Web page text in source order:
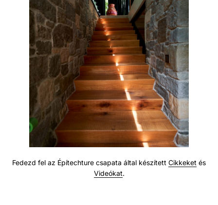
Fedezd fel az Építechture csapata által készített Cikkeket és
Videókat.